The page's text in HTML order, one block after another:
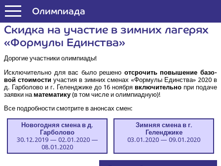
Формула Единства
Олим­пи­а­да
Скид­ка на уча­стие в зим­них лаге­рях
«Фор­му­лы Единства»
Доро­гие участ­ни­ки олимпиады!
Исклю­чи­тель­но для вас было реше­но отсро­чить повы­ше­ние базо­
вой сто­и­мо­стиуча­стия в зим­них сме­нах «Фор­му­лы Един­ства» 2020 в
д. Гар­бо­ло­во и г. Гелен­джи­ке до 16 нояб­рявклю­чи­тель­но при пода­че
заяв­ки на мате­ма­ти­ку (в том чис­ле и олимпиадную)!
Все подроб­но­сти смот­ри­те в анон­сах смен:
Ново­год­няя сме­на в д.
Гарболово
30.12.2019 — 02.01.2020 —
08.01.2020
Зим­няя сме­на в г.
Геленджике
03.01.2020 — 09.01.2020